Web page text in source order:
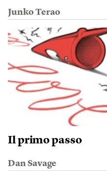
Junko Terao
Il primo passo
Dan Savage